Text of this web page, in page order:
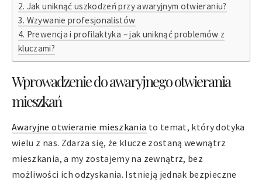
Jak uniknąć uszkodzeń przy awaryjnym otwieraniu?
Wzywanie profesjonalistów
Prewencja i profilaktyka – jak uniknąć problemów z
kluczami?
Wprowadzenie do awaryjnego otwierania
mieszkań
Awaryjne otwieranie mieszkania to temat, który dotyka
wielu z nas. Zdarza się, że klucze zostaną wewnątrz
mieszkania, a my zostajemy na zewnątrz, bez
możliwości ich odzyskania. Istnieją jednak bezpieczne